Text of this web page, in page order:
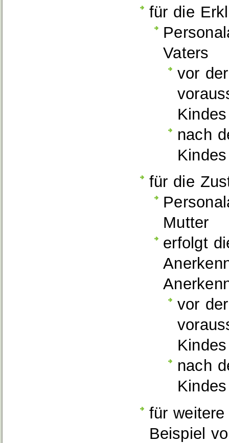
für die
Vaters
vor
nach
Kindes
für die
Mutter
erfolgt
vor
nach
Kindes
für
Beispiel